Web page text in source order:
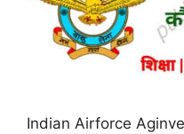
Indian Airforce